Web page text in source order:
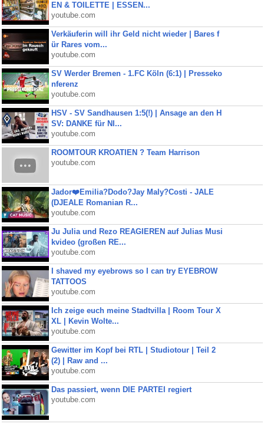
EN & TOILETTE | ESSEN...
youtube.com
Verkäuferin will ihr Geld nicht wieder | Bares f
ür Rares vom...
youtube.com
SV Werder Bremen - 1.FC Köln (6:1) | Presseko
nferenz
youtube.com
HSV - SV Sandhausen 1:5(!) | Ansage an den H
SV: DANKE für NI...
youtube.com
ROOMTOUR KROATIEN ? Team Harrison
youtube.com
Jador❤️Emilia?Dodo?Jay Maly?Costi - JALE
(DJEALE Romanian R...
youtube.com
Ju Julia und Rezo REAGIEREN auf Julias Musi
kvideo (großen RE...
youtube.com
I shaved my eyebrows so I can try EYEBROW
TATTOOS
youtube.com
Ich zeige euch meine Stadtvilla | Room Tour X
XL | Kevin Wolte...
youtube.com
Gewitter im Kopf bei RTL | Studiotour | Teil 2
(2) | Raw and ...
youtube.com
Das passiert, wenn DIE PARTEI regiert
youtube.com